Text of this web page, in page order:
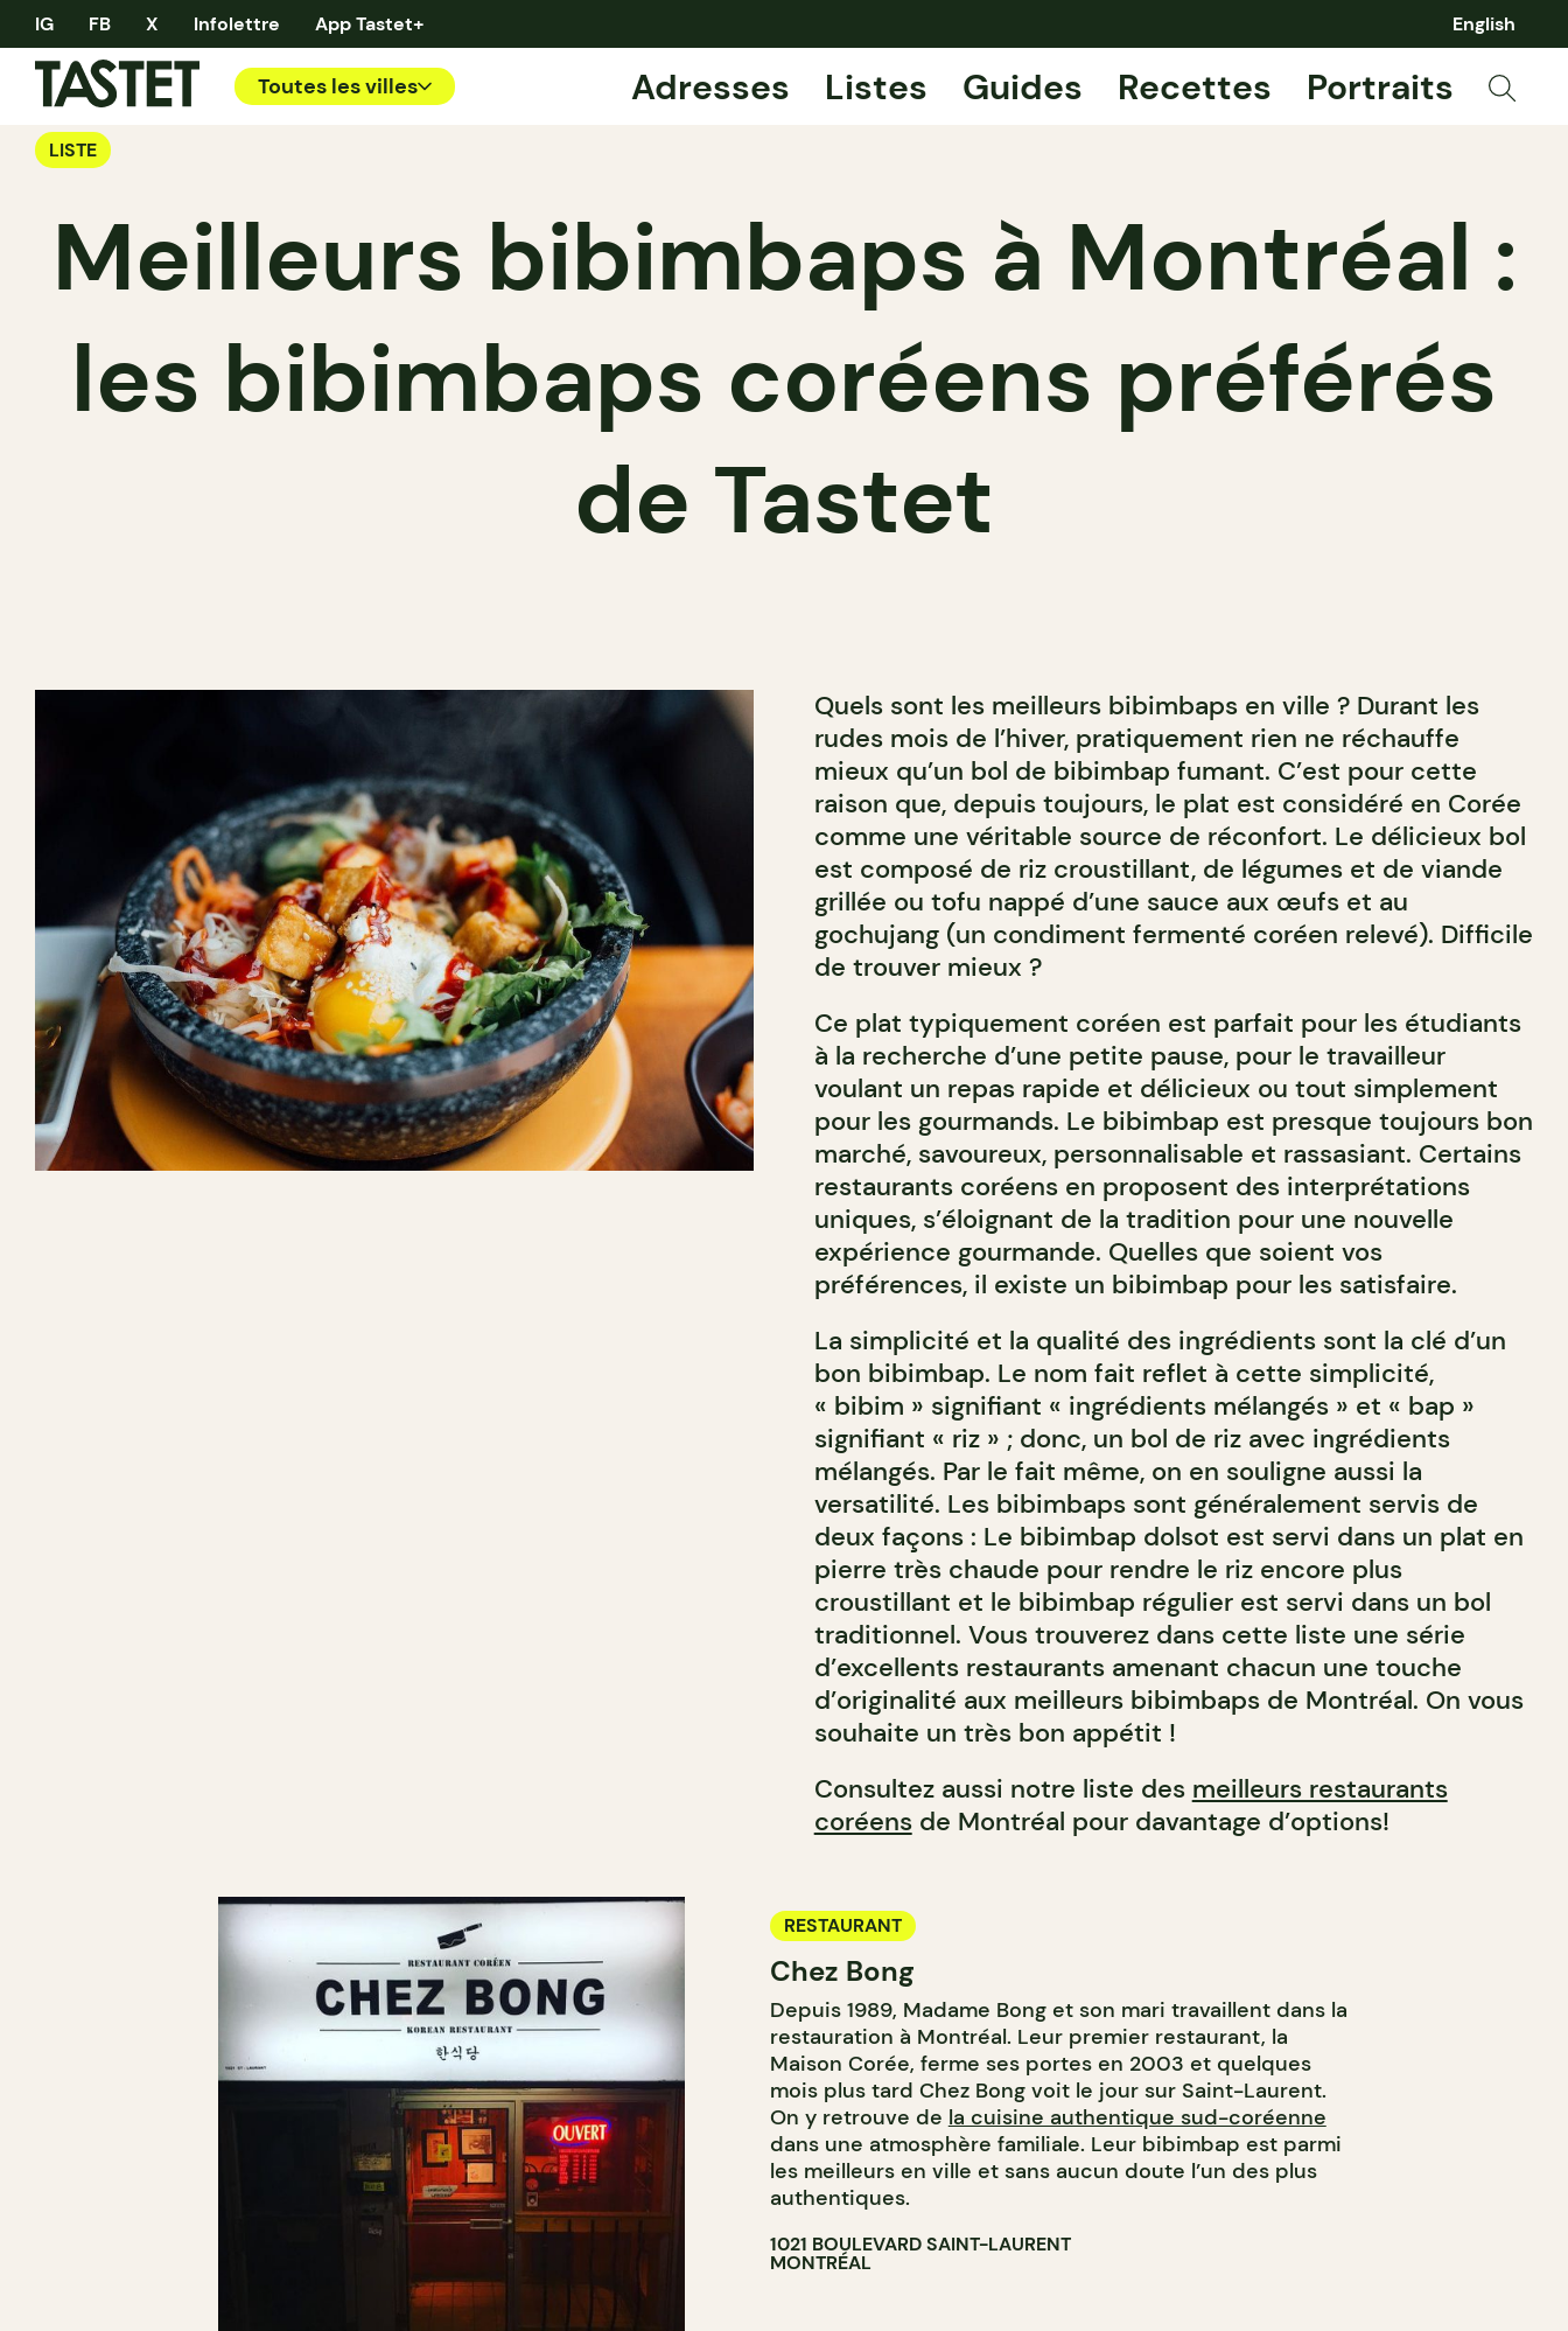
IG FB X Infolettre App Tastet+ English
Toutes les villes Adresses Listes Guides Recettes Portraits
LISTE
Meilleurs bibimbaps à Montréal :
les bibimbaps coréens préférés
de Tastet
Quels sont les meilleurs bibimbaps en ville ? Durant les
rudes mois de l’hiver, pratiquement rien ne réchauffe
mieux qu’un bol de bibimbap fumant. C’est pour cette
raison que, depuis toujours, le plat est considéré en Corée
comme une véritable source de réconfort. Le délicieux bol
est composé de riz croustillant, de légumes et de viande
grillée ou tofu nappé d’une sauce aux œufs et au
gochujang (un condiment fermenté coréen relevé). Difficile
de trouver mieux ?
Ce plat typiquement coréen est parfait pour les étudiants
à la recherche d’une petite pause, pour le travailleur
voulant un repas rapide et délicieux ou tout simplement
pour les gourmands. Le bibimbap est presque toujours bon
marché, savoureux, personnalisable et rassasiant. Certains
restaurants coréens en proposent des interprétations
uniques, s’éloignant de la tradition pour une nouvelle
expérience gourmande. Quelles que soient vos
préférences, il existe un bibimbap pour les satisfaire.
La simplicité et la qualité des ingrédients sont la clé d’un
bon bibimbap. Le nom fait reflet à cette simplicité,
« bibim » signifiant « ingrédients mélangés » et « bap »
signifiant « riz » ; donc, un bol de riz avec ingrédients
mélangés. Par le fait même, on en souligne aussi la
versatilité. Les bibimbaps sont généralement servis de
deux façons : Le bibimbap dolsot est servi dans un plat en
pierre très chaude pour rendre le riz encore plus
croustillant et le bibimbap régulier est servi dans un bol
traditionnel. Vous trouverez dans cette liste une série
d’excellents restaurants amenant chacun une touche
d’originalité aux meilleurs bibimbaps de Montréal. On vous
souhaite un très bon appétit !
Consultez aussi notre liste des meilleurs restaurants
coréensde Montréal pour davantage d’options!
RESTAURANT
Chez Bong
Depuis 1989, Madame Bong et son mari travaillent dans la
restauration à Montréal. Leur premier restaurant, la
Maison Corée, ferme ses portes en 2003 et quelques
mois plus tard Chez Bong voit le jour sur Saint-Laurent.
On y retrouve de la cuisine authentique sud-coréenne
dans une atmosphère familiale. Leur bibimbap est parmi
les meilleurs en ville et sans aucun doute l’un des plus
authentiques.
1021 BOULEVARD SAINT-LAURENT
MONTRÉAL